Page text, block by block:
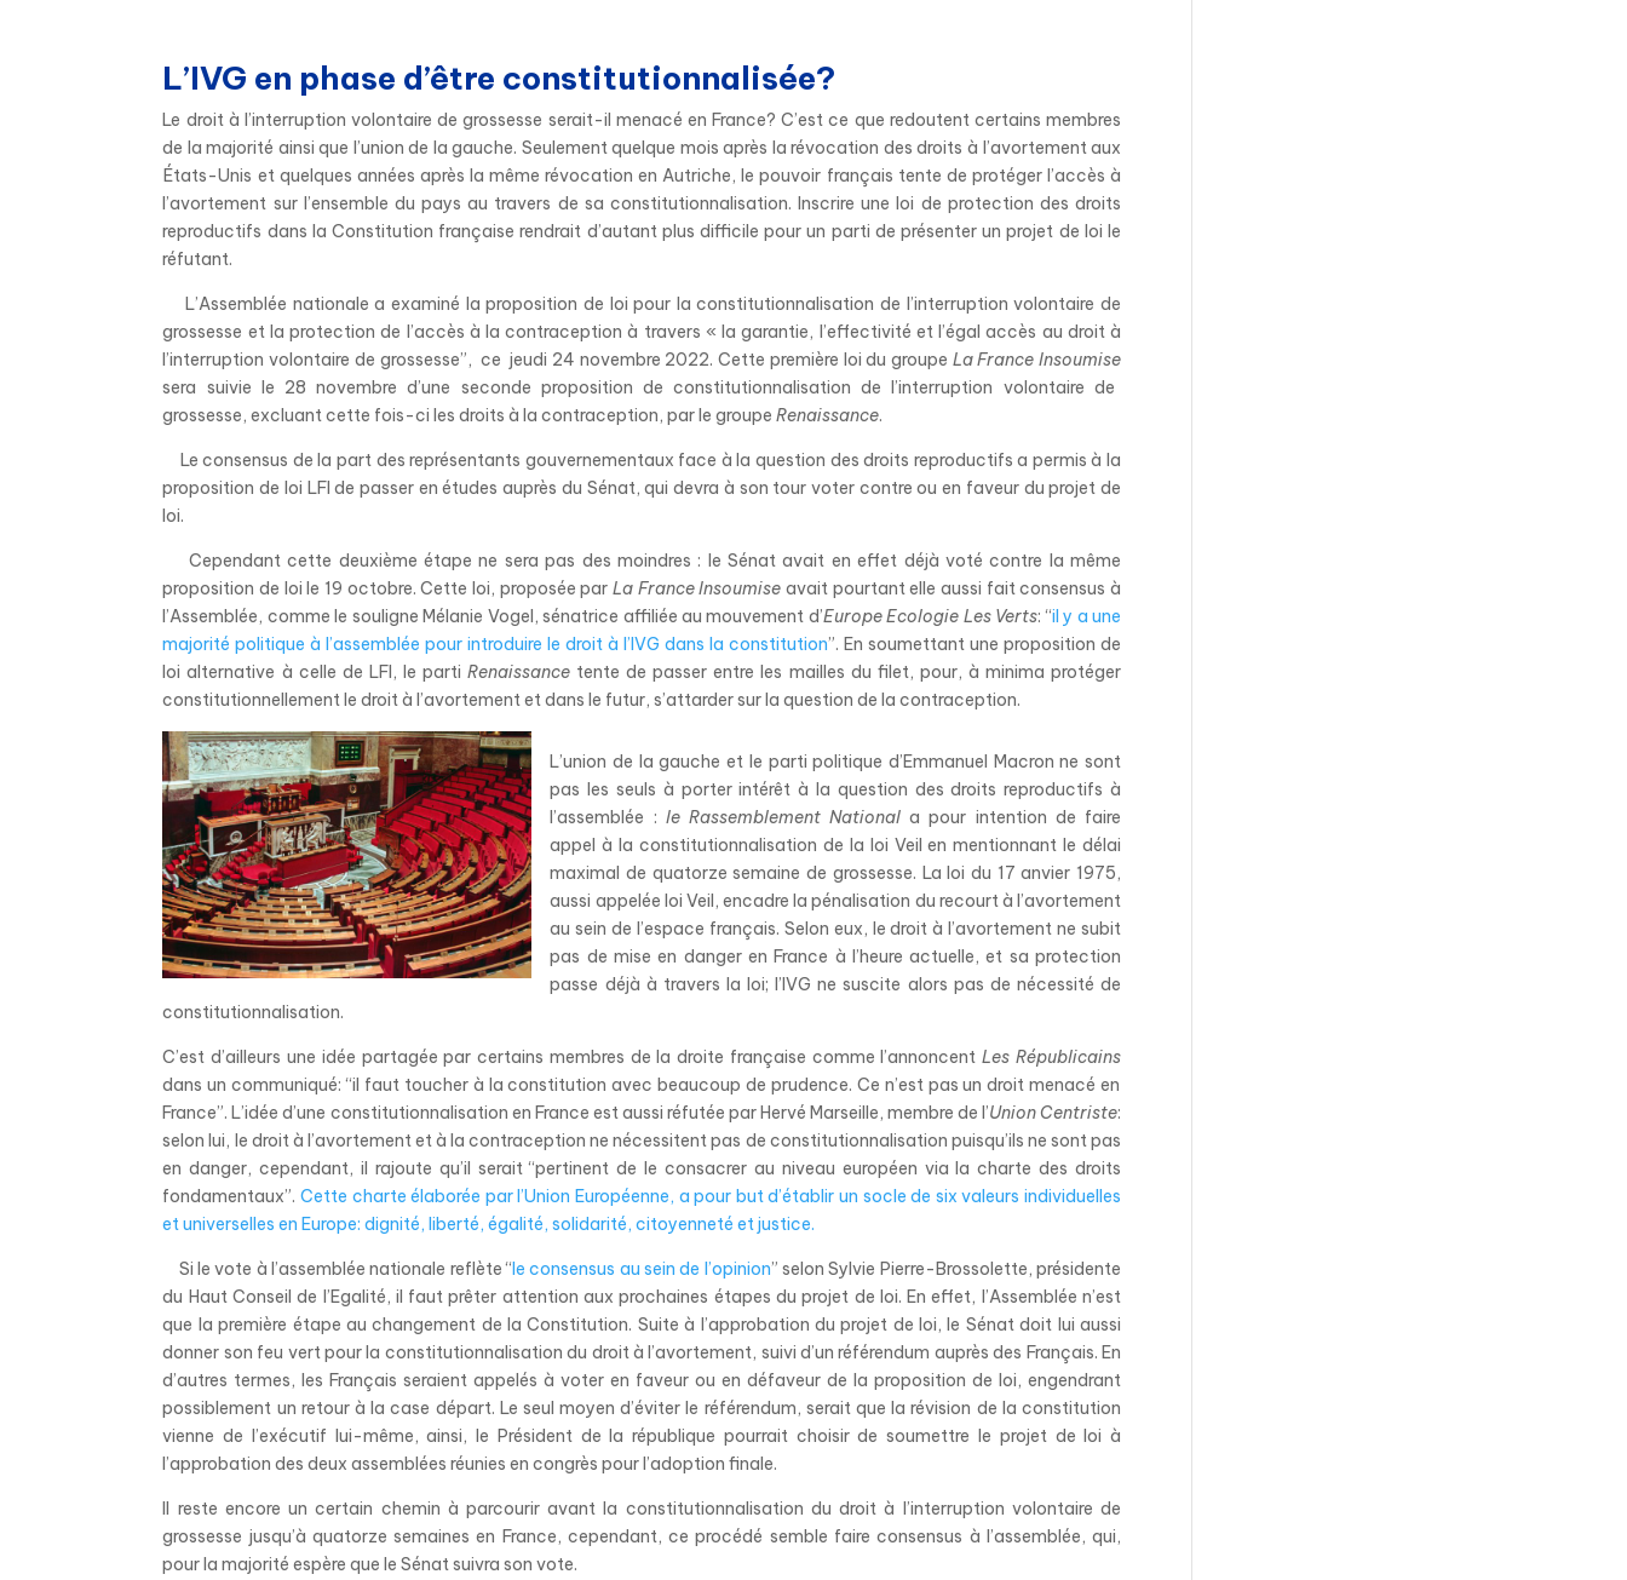
L’IVG en phase d’être constitutionnalisée?
Le droit à l’interruption volontaire de grossesse serait-il menacé en France? C’est ce que redoutent certains membres
de la majorité ainsi que l’union de la gauche. Seulement quelque mois après la révocation des droits à l’avortement aux
États-Unis et quelques années après la même révocation en Autriche, le pouvoir français tente de protéger l’accès à
l’avortement sur l’ensemble du pays au travers de sa constitutionnalisation. Inscrire une loi de protection des droits
reproductifs dans la Constitution française rendrait d’autant plus difficile pour un parti de présenter un projet de loi le
réfutant.
L’Assemblée nationale a examiné la proposition de loi pour la constitutionnalisation de l’interruption volontaire de
grossesse et la protection de l’accès à la contraception à travers « la garantie, l’effectivité et l’égal accès au droit à
l’interruption volontaire de grossesse”, ce jeudi 24 novembre 2022. Cette première loi du groupe La France Insoumise
sera suivie le 28 novembre d’une seconde proposition de constitutionnalisation de l’interruption volontaire de
grossesse, excluant cette fois-ci les droits à la contraception, par le groupeRenaissance.
Le consensus de la part des représentants gouvernementaux face à la question des droits reproductifs a permis à la
proposition de loi LFI de passer en études auprès du Sénat, qui devra à son tour voter contre ou en faveur du projet de
loi.
Cependant cette deuxième étape ne sera pas des moindres : le Sénat avait en effet déjà voté contre la même
proposition de loi le 19 octobre. Cette loi, proposée parLa France Insoumise avait pourtant elle aussi fait consensus à
l’Assemblée, comme le souligne Mélanie Vogel, sénatrice affiliée au mouvement d’Europe Ecologie Les Verts: “il y a une
majorité politique à l’assemblée pour introduire le droit à l’IVG dans la constitution”. En soumettant une proposition de
loi alternative à celle de LFI, le partiRenaissance tente de passer entre les mailles du filet, pour, à minima protéger
constitutionnellement le droit à l’avortement et dans le futur, s’attarder sur la question de la contraception.
L’union de la gauche et le parti politique d’Emmanuel Macron ne sont
pas les seuls à porter intérêt à la question des droits reproductifs à
l’assemblée : le Rassemblement Nationala pour intention de faire
appel à la constitutionnalisation de la loi Veil en mentionnant le délai
maximal de quatorze semaine de grossesse. La loi du 17 anvier 1975,
aussi appelée loi Veil, encadre la pénalisation du recourt à l’avortement
au sein de l’espace français. Selon eux, le droit à l’avortement ne subit
pas de mise en danger en France à l’heure actuelle, et sa protection
passe déjà à travers la loi; l’IVG ne suscite alors pas de nécessité de
constitutionnalisation.
C’est d’ailleurs une idée partagée par certains membres de la droite française comme l’annoncent Les Républicains
dans un communiqué: “il faut toucher à la constitution avec beaucoup de prudence. Ce n’est pas un droit menacé en
France”. L’idée d’une constitutionnalisation en France est aussi réfutée par Hervé Marseille, membre de l’Union Centriste:
selon lui, le droit à l’avortement et à la contraception ne nécessitent pas de constitutionnalisation puisqu’ils ne sont pas
en danger, cependant, il rajoute qu’il serait “pertinent de le consacrer au niveau européen via la charte des droits
fondamentaux”.Cette charte élaborée par l’Union Européenne, a pour but d’établir un socle de six valeurs individuelles
et universelles en Europe: dignité, liberté, égalité, solidarité, citoyenneté et justice.
Si le vote à l’assemblée nationale reflète “le consensus au sein de l’opinion” selon Sylvie Pierre-Brossolette, présidente
du Haut Conseil de l’Egalité, il faut prêter attention aux prochaines étapes du projet de loi. En effet, l’Assemblée n’est
que la première étape au changement de la Constitution. Suite à l’approbation du projet de loi, le Sénat doit lui aussi
donner son feu vert pour la constitutionnalisation du droit à l’avortement, suivi d’un référendum auprès des Français. En
d’autres termes, les Français seraient appelés à voter en faveur ou en défaveur de la proposition de loi, engendrant
possiblement un retour à la case départ. Le seul moyen d’éviter le référendum, serait que la révision de la constitution
vienne de l’exécutif lui-même, ainsi, le Président de la république pourrait choisir de soumettre le projet de loi à
l’approbation des deux assemblées réunies en congrès pour l’adoption finale.
Il reste encore un certain chemin à parcourir avant la constitutionnalisation du droit à l’interruption volontaire de
grossesse jusqu’à quatorze semaines en France, cependant, ce procédé semble faire consensus à l’assemblée, qui,
pour la majorité espère que le Sénat suivra son vote.